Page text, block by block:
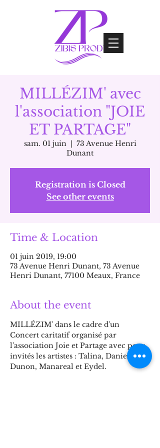
MILLÉZIM' avec
l'association "JOIE
ET PARTAGE"
sam. 01 juin
  |
73 Avenue Henri
Dunant
Registration is Closed
See other events
Time & Location
01 juin 2019, 19:00
73 Avenue Henri Dunant, 73 Avenue
Henri Dunant, 77100 Meaux, France
About the event
MILLÉZIM' dans le cadre d'un
Concert caritatif organisé par
l'association Joie et Partage avec pour
invités les artistes : Talina, Daniel
Dunon, Manareal et Eydel.